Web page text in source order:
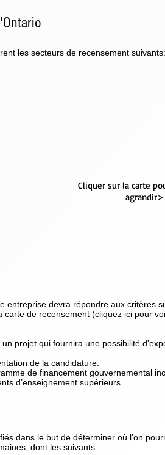
les secteurs de recensement suivants:
Cliquer sur la carte
entreprise devra répondre aux critères
carte de recensement (cliquez ici pour
projet qui fournira une possibilité
de la candidature.
de financement gouvernemental
d’enseignement supérieurs
dans le but de déterminer où l’on
dont les suivants: